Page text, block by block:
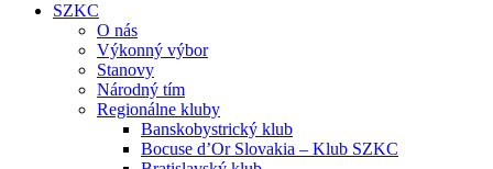
SZKC
O nás
Výkonný výbor
Stanovy
Národný tím
Regionálne kluby
Banskobystrický klub
Bocuse d’Or Slovakia – Klub SZKC